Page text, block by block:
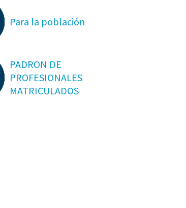
Para la población
PADRON DE
PROFESIONALES
MATRICULADOS